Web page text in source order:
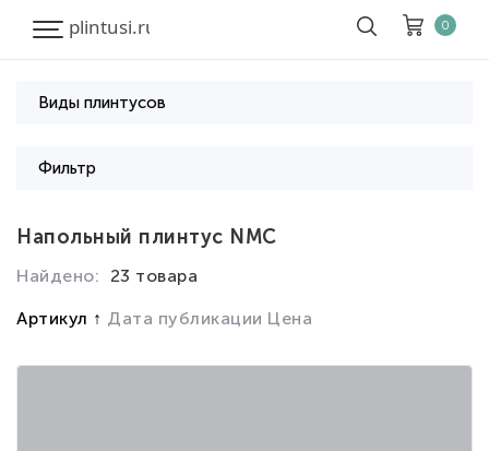
Скидка
0
Виды плинтусов
Фильтр
Напольный плинтус NMC
Найдено: 23 товара
Артикул Дата публикации Цена